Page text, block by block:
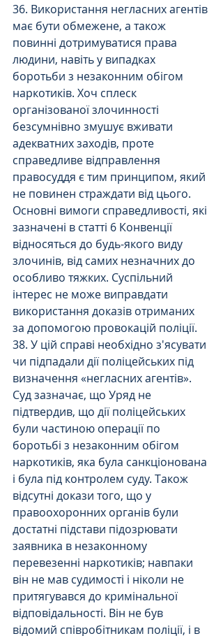
36. Використання негласних агентів
має бути обмежене, а також
повинні дотримуватися права
людини, навіть у випадках
боротьби з незаконним обігом
наркотиків. Хоч сплеск
організованої злочинності
безсумнівно змушує вживати
адекватних заходів, проте
справедливе відправлення
правосуддя є тим принципом, який
не повинен страждати від цього.
Основні вимоги справедливості, які
зазначені в статті 6 Конвенції
відносяться до будь-якого виду
злочинів, від самих незначних до
особливо тяжких. Суспільний
інтерес не може виправдати
використання доказів отриманих
за допомогою провокацій поліції.
38. У цій справі необхідно з'ясувати
чи підпадали дії поліцейських під
визначення «негласних агентів».
Суд зазначає, що Уряд не
підтвердив, що дії поліцейських
були частиною операції по
боротьбі з незаконним обігом
наркотиків, яка була санкціонована
і була під контролем суду. Також
відсутні докази того, що у
правоохоронних органів були
достатні підстави підозрювати
заявника в незаконному
перевезенні наркотиків; навпаки
він не мав судимості і ніколи не
притягувався до кримінальної
відповідальності. Він не був
відомий співробітникам поліції, і в